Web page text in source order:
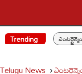
Trending
Telugu News